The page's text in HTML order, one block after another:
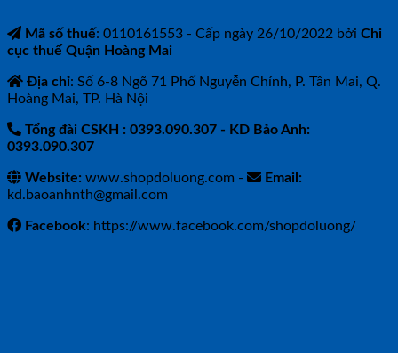
Mã số thuế: 0110161553 - Cấp ngày 26/10/2022 bởi Chi
cục thuế Quận Hoàng Mai
Địa chỉ: Số 6-8 Ngõ 71 Phố Nguyễn Chính, P. Tân Mai, Q.
Hoàng Mai, TP. Hà Nội
Tổng đài CSKH : 0393.090.307 - KD Bảo Anh:
0393.090.307
Website: www.shopdoluong.com -
Email:
kd.baoanhnth@gmail.com
Facebook: https://www.facebook.com/shopdoluong/